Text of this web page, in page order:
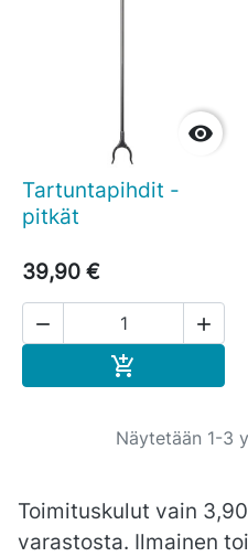

Tartuntapihdit -
pitkät
39,90 €
 

Näytetään 1-3
Toimituskulut vain
varastosta. Ilmainen